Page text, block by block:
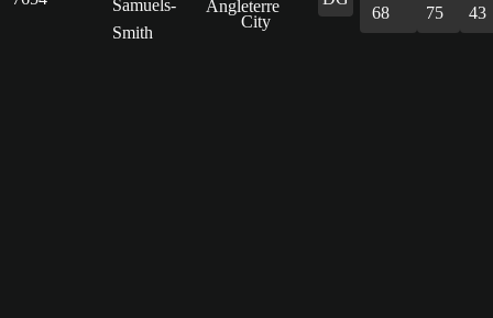
Samuels-
Smith
68 75 43